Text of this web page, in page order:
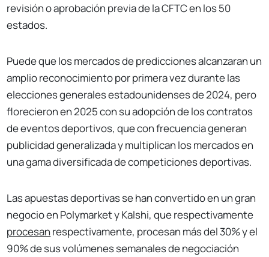
revisión o aprobación previa de la CFTC en los 50
estados.
Puede que los mercados de predicciones alcanzaran un
amplio reconocimiento por primera vez durante las
elecciones generales estadounidenses de 2024, pero
florecieron en 2025 con su adopción de los contratos
de eventos deportivos, que con frecuencia generan
publicidad generalizada y multiplican los mercados en
una gama diversificada de competiciones deportivas.
Las apuestas deportivas se han convertido en un gran
negocio en Polymarket y Kalshi, que respectivamente
procesan respectivamente, procesan más del 30% y el
90% de sus volúmenes semanales de negociación